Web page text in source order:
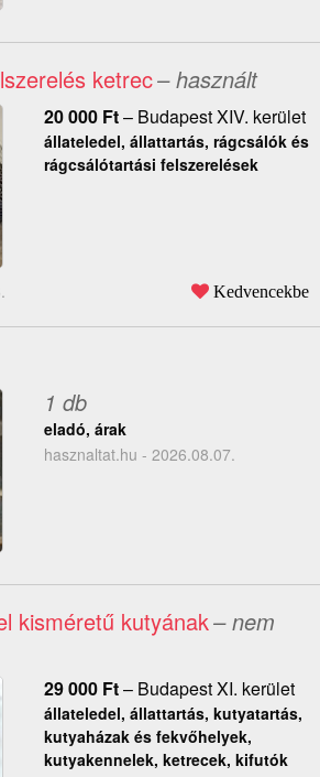
ketrec– használt
20 000 Ft– Budapest XIV. kerület
állateledel, állattartás, rágcsálók és
rágcsálótartási felszerelések
Kedvencekbe
1 db
eladó, árak
hasznaltat.hu - 2026.08.07.
kisméretű kutyának– nem
29 000 Ft– Budapest XI. kerület
állateledel, állattartás, kutyatartás,
kutyaházak és fekvőhelyek,
kutyakennelek, ketrecek, kifutók